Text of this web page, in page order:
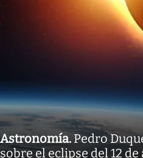
Astronomía. Pedro
sobre el eclipse del 12 de